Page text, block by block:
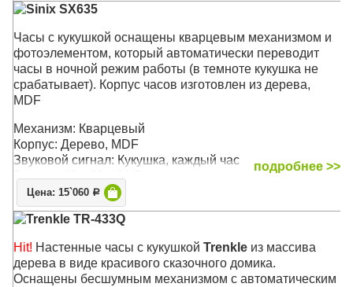
Sinix SX635
Часы с кукушкой оснащены кварцевым механизмом и
фотоэлементом, который автоматически переводит
часы в ночной режим работы (в темноте кукушка не
срабатывает). Корпус часов изготовлен из дерева,
MDF
Механизм: Кварцевый
Корпус: Дерево, MDF
Звуковой сигнал: Кукушка, каждый час
Размер: 45 x 36 x 21,5 см
подробнее >>
Цена: 15`060 Р
Trenkle TR-433Q
Hit! Настенные часы с кукушкой Trenkle из массива
дерева в виде красивого сказочного домика.
Оснащены бесшумным механизмом с автоматическим